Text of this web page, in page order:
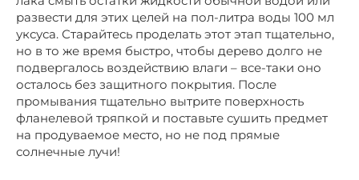
развести для этих целей на пол-литра воды 100 мл
уксуса. Старайтесь проделать этот этап тщательно,
но в то же время быстро, чтобы дерево долго не
подвергалось воздействию влаги – все-таки оно
осталось без защитного покрытия. После
промывания тщательно вытрите поверхность
фланелевой тряпкой и поставьте сушить предмет
на продуваемое место, но не под прямые
солнечные лучи!